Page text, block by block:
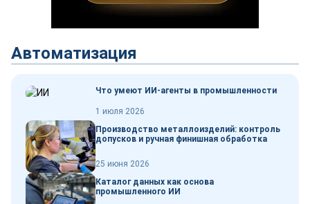
Автоматизация
Что умеют ИИ-агенты в промышленности
1 июля 2026
Производство металлоизделий: контроль
допусков и ручная финишная обработка
25 июня 2026
Каталог данных как основа
промышленного ИИ